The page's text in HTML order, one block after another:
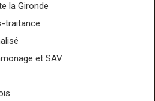
la Gironde
traitance
et SAV